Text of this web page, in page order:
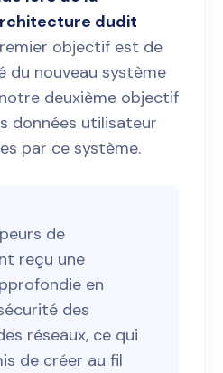
dudit
objectif est de
nouveau système
deuxième objectif
données utilisateur
par ce système.
de
reçu une
en
des
réseaux, ce qui
de créer au fil